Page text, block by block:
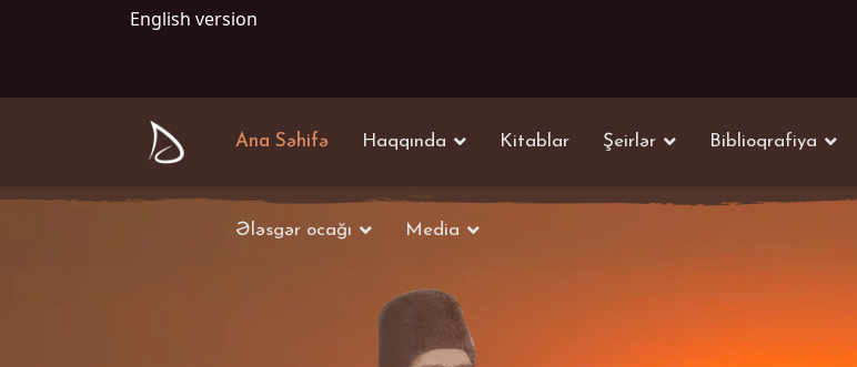
English version
Ana Səhifə Haqqında Kitablar Şeirlər Biblioqrafiya
Ələsgər ocağı Media